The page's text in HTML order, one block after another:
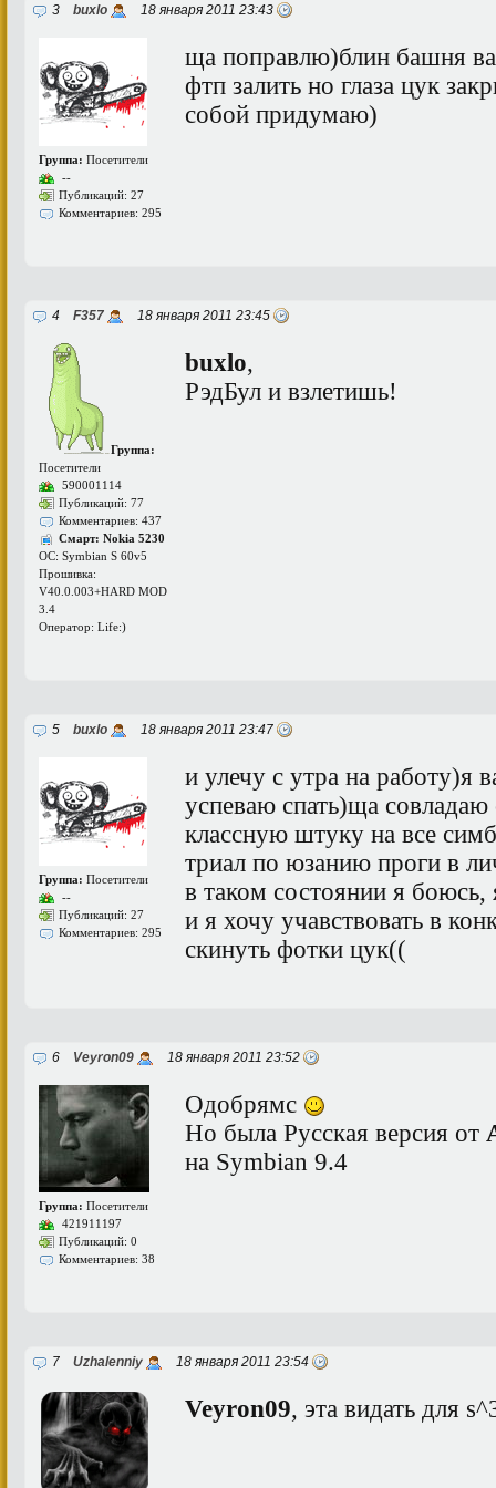
3 buxlo 18 января 2011 23:43
Группа: Посетители
--
Публикаций: 27
Комментариев: 295
ща поправлю)блин башня
фтп залить но глаза цук
собой придумаю)
4 F357 18 января 2011 23:45
Группа:
Посетители
590001114
Публикаций: 77
Комментариев: 437
Смарт: Nokia 5230
ОС: Symbian S 60v5
Прошивка:
V40.0.003+HARD MOD
3.4
Оператор: Life:)
buxlo,
РэдБул и взлетишь!
5 buxlo 18 января 2011 23:47
Группа: Посетители
--
Публикаций: 27
Комментариев: 295
и улечу с утра на работу)я
успеваю спать)ща
классную штуку на все
триал по юзанию проги в
в таком состоянии я
и я хочу учавствовать в
скинуть фотки цук((
6 Veyron09 18 января 2011 23:52
Группа: Посетители
421911197
Публикаций: 0
Комментариев: 38
Одобрямс
Но была Русская версия от
на Symbian 9.4
7 Uzhalenniy 18 января 2011 23:54
Veyron09, эта видать для